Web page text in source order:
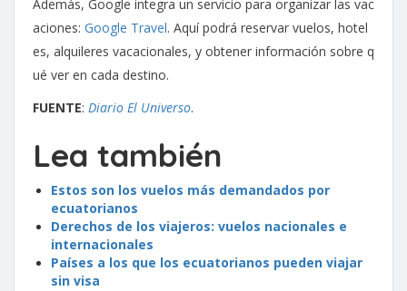
Además, Google integra un servicio para organizar las vac
aciones: Google Travel. Aquí podrá reservar vuelos, hotel
es, alquileres vacacionales, y obtener información sobre q
ué ver en cada destino.
FUENTE: Diario El Universo.
Lea también
Estos son los vuelos más demandados por
ecuatorianos
Derechos de los viajeros: vuelos nacionales e
internacionales
Países a los que los ecuatorianos pueden viajar
sin visa